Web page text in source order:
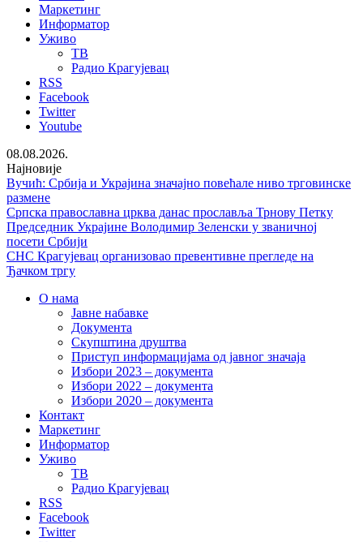
Маркетинг
Информатор
Уживо
ТВ
Радио Крагујевац
RSS
Facebook
Twitter
Youtube
08.08.2026.
Најновије
Вучић: Србија и Украјина значајно повећале ниво трговинске
размене
Српска православна црква данас прославља Трнову Петку
Председник Украјине Володимир Зеленски у званичној
посети Србији
СНС Крагујевац организовао превентивне прегледе на
Ђачком тргу
О нама
Јавне набавке
Документа
Скупштина друштва
Приступ информацијама од јавног значаја
Избори 2023 – документа
Избори 2022 – документа
Избори 2020 – документа
Контакт
Маркетинг
Информатор
Уживо
ТВ
Радио Крагујевац
RSS
Facebook
Twitter